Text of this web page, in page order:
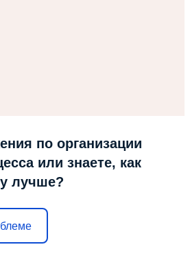
по организации
или знаете, как
лучше?